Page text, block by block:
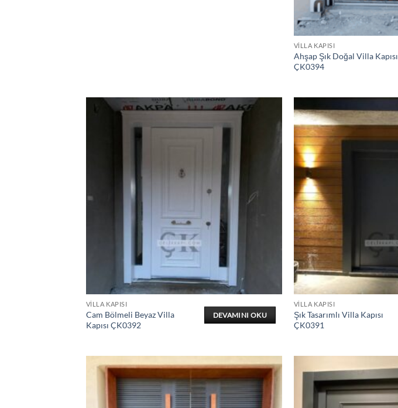
VILLA KAPISI
Ahşap Şık Doğal Villa Kapısı
ÇK0394
VILLA KAPISI
Cam Bölmeli Beyaz Villa
Kapısı ÇK0392
DEVAMINI OKU
VILLA KAPISI
Şık Tasarımlı Villa Kapısı
ÇK0391